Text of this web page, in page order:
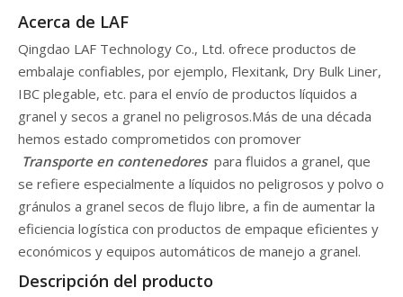
Acerca de LAF
Qingdao LAF Technology Co., Ltd. ofrece productos de
embalaje confiables, por ejemplo, Flexitank, Dry Bulk Liner,
IBC plegable, etc. para el envío de productos líquidos a
granel y secos a granel no peligrosos.Más de una década
hemos estado comprometidos con promover
Transporte en contenedores para fluidos a granel, que
se refiere especialmente a líquidos no peligrosos y polvo o
gránulos a granel secos de flujo libre, a fin de aumentar la
eficiencia logística con productos de empaque eficientes y
económicos y equipos automáticos de manejo a granel.
Descripción del producto